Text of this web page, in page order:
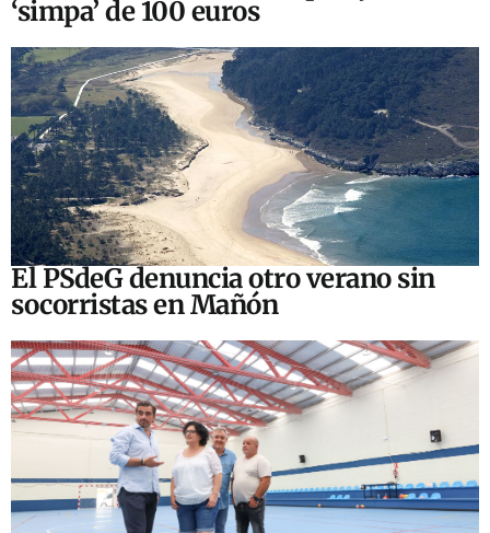
‘simpa’ de 100 euros
El PSdeG denuncia otro verano sin
socorristas en Mañón